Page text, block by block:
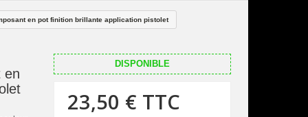
en pot finition brillante application pistolet
en
DISPONIBLE
23,50 € TTC